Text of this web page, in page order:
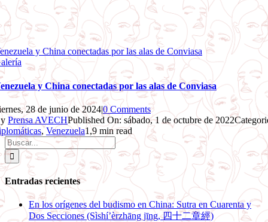
y China conectadas por las alas de Conviasa
y China conectadas por las alas de Conviasa
28 de junio de 2024|0 Comments
Prensa AVECHPublished On: sábado, 1 de octubre de 2022
,Venezuela1,9 min read
Buscar:
Entradas recientes
En los orígenes del budismo en China: Sutra en Cuarenta y
Dos Secciones (Sìshí’èrzhāng jīng, 四十二章經)